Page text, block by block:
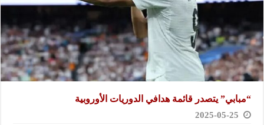
“مبابي” يتصدر قائمة هدافي الدوريات الأوروبية
2025-05-25